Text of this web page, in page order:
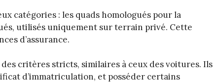
catégories : les quads homologués pour la
utilisés uniquement sur terrain privé. Cette
d’assurance.
critères stricts, similaires à ceux des voitures. Ils
d’immatriculation, et posséder certains